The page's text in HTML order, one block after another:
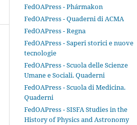
FedOAPress - Phármakon
FedOAPress - Quaderni di ACMA
FedOAPress - Regna
FedOAPress - Saperi storici e nuove
tecnologie
FedOAPress - Scuola delle Scienze
Umane e Sociali. Quaderni
FedOAPress - Scuola di Medicina.
Quaderni
FedOAPress - SISFA Studies in the
History of Physics and Astronomy